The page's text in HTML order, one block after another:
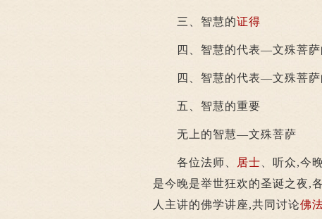
三、智慧的证得
四、智慧的代表—文殊菩萨
四、智慧的代表—文殊菩萨
五、智慧的重要
无上的智慧—文殊菩萨
各位法师、 居士 、听众,今
是今晚是举世狂欢的圣诞之夜,
人主讲的佛学讲座,共同讨论佛